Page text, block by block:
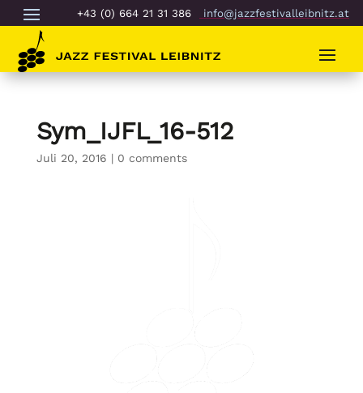
+43 (0) 664 21 31 386 info@jazzfestivalleibnitz.at
Sym_IJFL_16-512
Juli 20, 2016 | 0 comments